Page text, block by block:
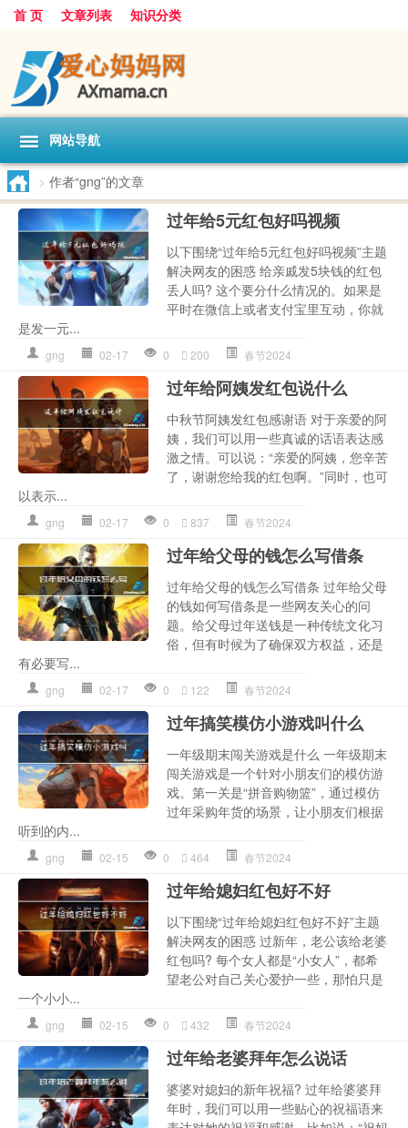
首 页 文章列表 知识分类
网站导航
> 作者“gng”的文章
过年给5元红包好吗视频
以下围绕“过年给5元红包好吗视频”主题
解决网友的困惑 给亲戚发5块钱的红包
丢人吗? 这个要分什么情况的。如果是
平时在微信上或者支付宝里互动，你就
是发一元...
gng 02-17 0 200 春节2024
过年给阿姨发红包说什么
中秋节阿姨发红包感谢语 对于亲爱的阿
姨，我们可以用一些真诚的话语表达感
激之情。可以说：“亲爱的阿姨，您辛苦
了，谢谢您给我的红包啊。”同时，也可
以表示...
gng 02-17 0 837 春节2024
过年给父母的钱怎么写借条
过年给父母的钱怎么写借条 过年给父母
的钱如何写借条是一些网友关心的问
题。给父母过年送钱是一种传统文化习
俗，但有时候为了确保双方权益，还是
有必要写...
gng 02-17 0 122 春节2024
过年搞笑模仿小游戏叫什么
一年级期末闯关游戏是什么 一年级期末
闯关游戏是一个针对小朋友们的模仿游
戏。第一关是“拼音购物篮”，通过模仿
过年采购年货的场景，让小朋友们根据
听到的内...
gng 02-15 0 464 春节2024
过年给媳妇红包好不好
以下围绕“过年给媳妇红包好不好”主题
解决网友的困惑 过新年，老公该给老婆
红包吗? 每个女人都是“小女人”，都希
望老公对自己关心爱护一些，那怕只是
一个小小...
gng 02-15 0 432 春节2024
过年给老婆拜年怎么说话
婆婆对媳妇的新年祝福? 过年给婆婆拜
年时，我们可以用一些贴心的祝福语来